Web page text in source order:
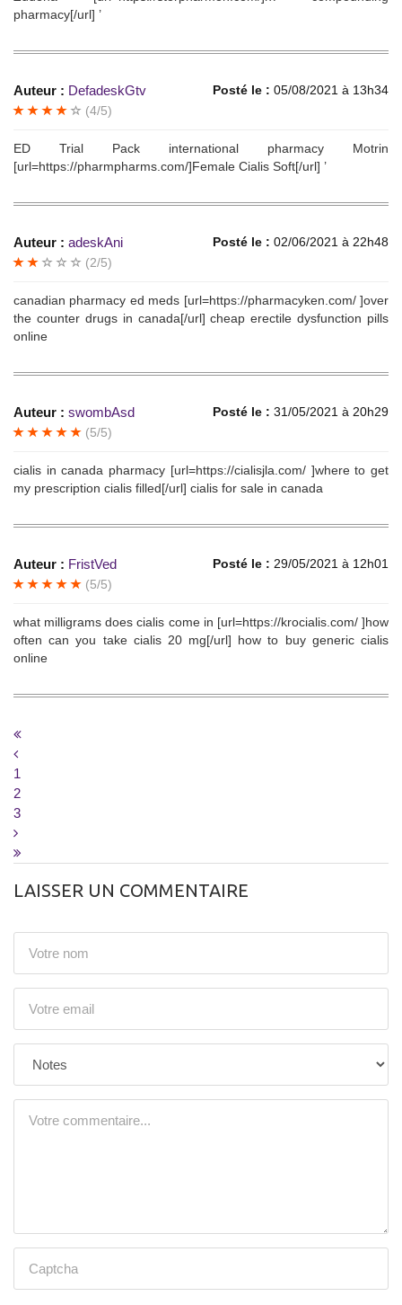
pharmacy[/url] ’
Auteur : DefadeskGtv Posté le : 05/08/2021 à 13h34
(4/5)
ED Trial Pack international pharmacy Motrin
[url=https://pharmpharms.com/]Female Cialis Soft[/url] ’
Auteur : adeskAni Posté le : 02/06/2021 à 22h48
(2/5)
canadian pharmacy ed meds [url=https://pharmacyken.com/ ]over
the counter drugs in canada[/url] cheap erectile dysfunction pills
online
Auteur : swombAsd Posté le : 31/05/2021 à 20h29
(5/5)
cialis in canada pharmacy [url=https://cialisjla.com/ ]where to get
my prescription cialis filled[/url] cialis for sale in canada
Auteur : FristVed Posté le : 29/05/2021 à 12h01
(5/5)
what milligrams does cialis come in [url=https://krocialis.com/ ]how
often can you take cialis 20 mg[/url] how to buy generic cialis
online
1
2
3
LAISSER UN COMMENTAIRE